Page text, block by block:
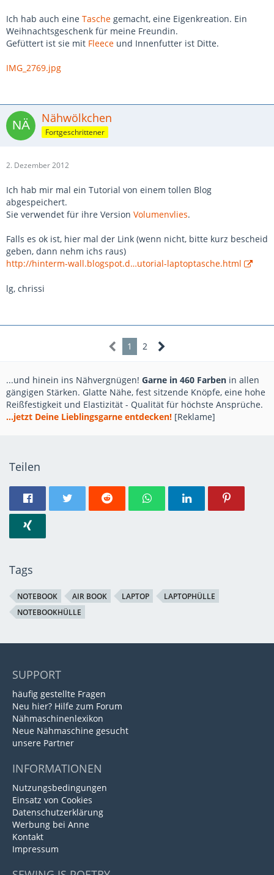
Ich hab auch eine Tasche gemacht, eine Eigenkreation. Ein
Weihnachtsgeschenk für meine Freundin.
Gefüttert ist sie mit Fleece und Innenfutter ist Ditte.
IMG_2769.jpg
Nähwölkchen
Fortgeschrittener
2. Dezember 2012
Ich hab mir mal ein Tutorial von einem tollen Blog
abgespeichert.
Sie verwendet für ihre Version Volumenvlies.
Falls es ok ist, hier mal der Link (wenn nicht, bitte kurz bescheid
geben, dann nehm ichs raus)
http://hinterm-wall.blogspot.d…utorial-laptoptasche.html
lg, chrissi
1 2
...und hinein ins Nähvergnügen! Garne in 460 Farben in allen
gängigen Stärken. Glatte Nähe, fest sitzende Knöpfe, eine hohe
Reißfestigkeit und Elastizität - Qualität für höchste Ansprüche.
...jetzt Deine Lieblingsgarne entdecken! [Reklame]
Teilen
Tags
NOTEBOOK AIR BOOK LAPTOP
LAPTOPHÜLLE
NOTEBOOKHÜLLE
SUPPORT
häufig gestellte Fragen
Neu hier? Hilfe zum Forum
Nähmaschinenlexikon
Neue Nähmaschine gesucht
unsere Partner
INFORMATIONEN
Nutzungsbedingungen
Einsatz von Cookies
Datenschutzerklärung
Werbung bei Anne
Kontakt
Impressum